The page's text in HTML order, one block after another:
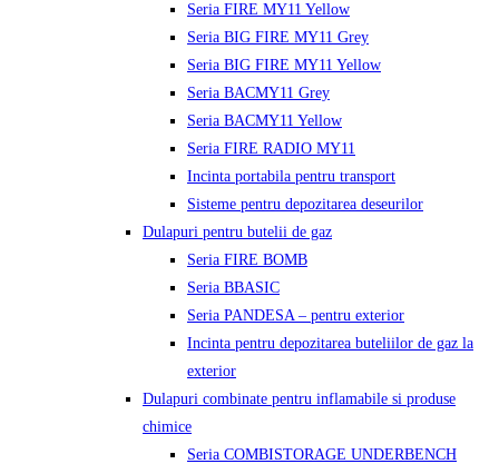
Seria FIRE MY11 Yellow
Seria BIG FIRE MY11 Grey
Seria BIG FIRE MY11 Yellow
Seria BACMY11 Grey
Seria BACMY11 Yellow
Seria FIRE RADIO MY11
Incinta portabila pentru transport
Sisteme pentru depozitarea deseurilor
Dulapuri pentru butelii de gaz
Seria FIRE BOMB
Seria BBASIC
Seria PANDESA – pentru exterior
Incinta pentru depozitarea buteliilor de gaz la
exterior
Dulapuri combinate pentru inflamabile si produse
chimice
Seria COMBISTORAGE UNDERBENCH